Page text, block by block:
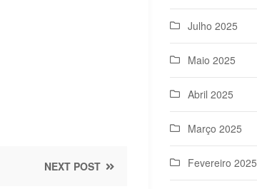
NEXT POST
Julho 2025
Maio 2025
Abril 2025
Março 2025
Fevereiro 2025